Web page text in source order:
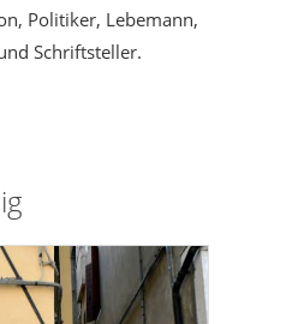
Politiker, Lebemann,
Schriftsteller.